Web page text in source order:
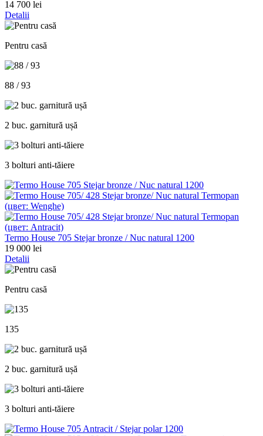
14 700 lei
Detalii
Pentru casă
88 / 93
2 buc. garnitură ușă
3 bolturi anti-tăiere
Termo House 705 Stejar bronze / Nuc natural 1200
19 000 lei
Detalii
Pentru casă
135
2 buc. garnitură ușă
3 bolturi anti-tăiere